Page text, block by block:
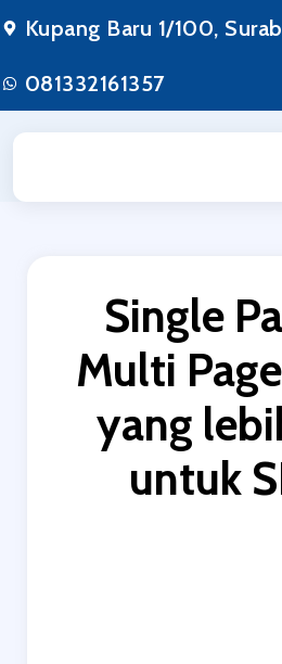
ke
konten
Kupang Baru 1/100,
081332161357
Single
Multi
yang
untuk